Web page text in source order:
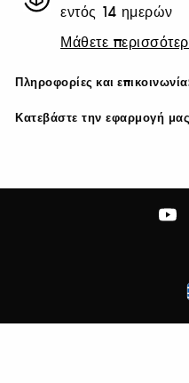
εντός 14 ημερών
Μάθετε
Πληροφορίες και
Κατεβάστε την εφαρμογή μας